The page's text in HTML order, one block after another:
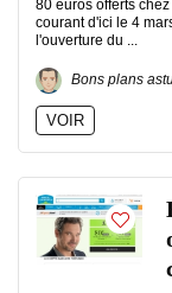
80 euros offerts
courant d'ici le 4
l'ouverture du ...
Bons plans
VOIR